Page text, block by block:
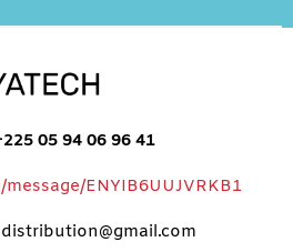
05 94 06 96 41
ENYIB6UUJVRKB1